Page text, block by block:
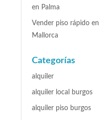
en Palma
Vender piso rápido en
Mallorca
Categorías
alquiler
alquiler local burgos
alquiler piso burgos